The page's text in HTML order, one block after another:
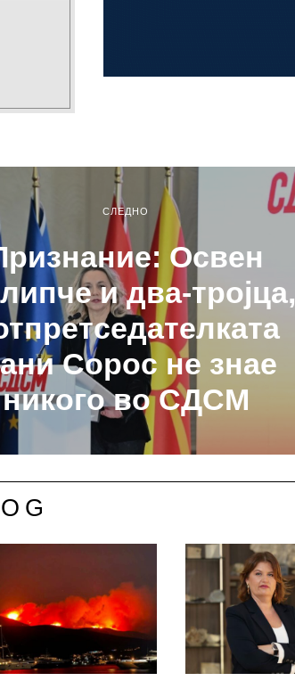
СЛЕДНО
Освен
и два-тројца,
Сорос не знае
никого во СДСМ